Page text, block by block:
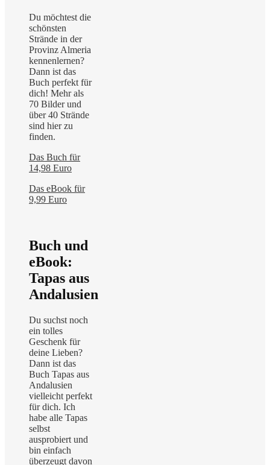
Du möchtest die
schönsten
Strände in der
Provinz Almeria
kennenlernen?
Dann ist das
Buch perfekt für
dich! Mehr als
70 Bilder und
über 40 Strände
sind hier zu
finden.
Das Buch für
14,98 Euro
Das eBook für
9,99 Euro
Buch und
eBook:
Tapas aus
Andalusien
Du suchst noch
ein tolles
Geschenk für
deine Lieben?
Dann ist das
Buch Tapas aus
Andalusien
vielleicht perfekt
für dich. Ich
habe alle Tapas
selbst
ausprobiert und
bin einfach
überzeugt davon